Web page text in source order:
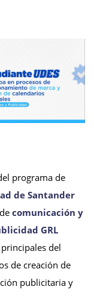
programa de
de Santander
comunicación y
GRL
del
de creación de
publicitaria y